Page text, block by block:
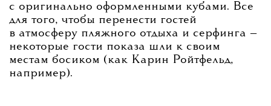
с оригинально оформленными кубами. Все
для того, чтобы перенести гостей
в атмосферу пляжного отдыха и серфинга —
некоторые гости показа шли к своим
местам босиком (как Карин Ройтфельд,
например).